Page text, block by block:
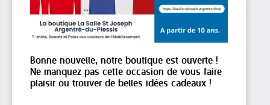
Bonne nouvelle, notre boutique est ouverte !
Ne manquez pas cette occasion de vous faire
plaisir ou trouver de belles idées cadeaux !